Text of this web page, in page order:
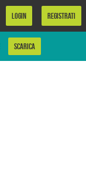
LOGIN REGISTRATI
SCARICA